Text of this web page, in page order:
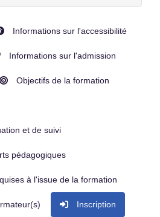
Informations sur l'accessibilité
Informations sur l'admission
Objectifs de la formation
et de suivi
pédagogiques
à l'issue de la formation
Inscription